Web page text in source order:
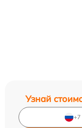
Узнай